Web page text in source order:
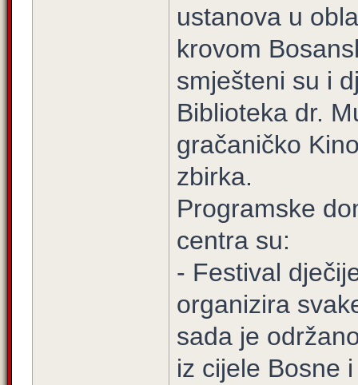
ustanova u
krovom
smješteni su i
Biblioteka dr.
gračaničko
zbirka.
Programske
centra su:
- Festival
organizira
sada je
iz cijele Bosne